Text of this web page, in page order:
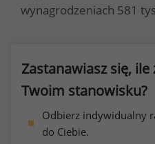
wynagrodzeniach 581
Zastanawiasz się,
Twoim stanowisku?
Odbierz indywidualny
do Ciebie.